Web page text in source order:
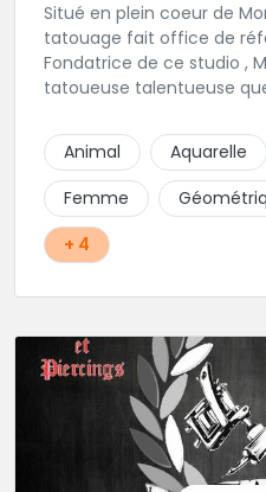
Situé en plein coeur de
tatouage fait office de
Fondatrice de ce studio ,
tatoueuse talentueuse
Animal
Aquarelle
Femme
+ 4